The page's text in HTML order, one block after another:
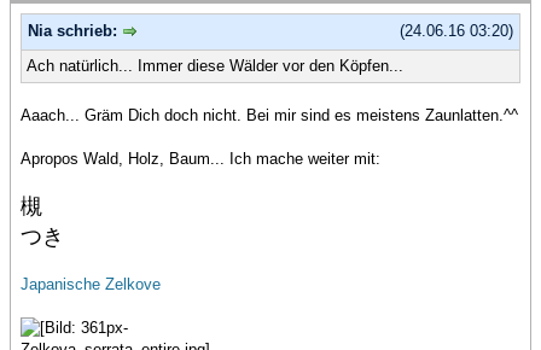
(24.06.16 03:20)
Nia schrieb:
Ach natürlich... Immer diese Wälder vor den Köpfen...
Aaach... Gräm Dich doch nicht. Bei mir sind es meistens Zaunlatten.^^
Apropos Wald, Holz, Baum... Ich mache weiter mit:
槻
つき
Japanische Zelkove